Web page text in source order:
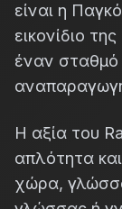
είναι η
εικονίδιο
έναν σταθμό
Η αξία του
απλότητα
χώρα,